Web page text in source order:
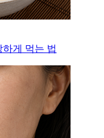
하게 먹는 법